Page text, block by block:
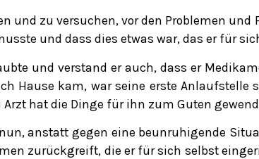
und zu versuchen, vor den Problemen
und dass dies etwas war, das er für
und verstand er auch, dass er
Hause kam, war seine erste
hat die Dinge für ihn zum Guten
anstatt gegen eine beunruhigende
zurückgreift, die er für sich selbst